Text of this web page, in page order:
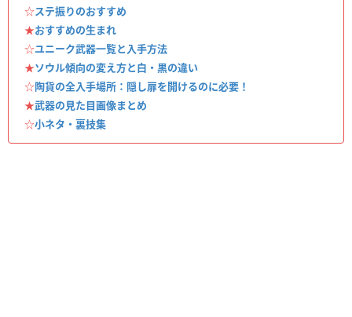
☆ステ振りのおすすめ
★おすすめの生まれ
☆ユニーク武器一覧と入手方法
★ソウル傾向の変え方と白・黒の違い
☆陶貨の全入手場所：隠し扉を開けるのに必要！
★武器の見た目画像まとめ
☆小ネタ・裏技集